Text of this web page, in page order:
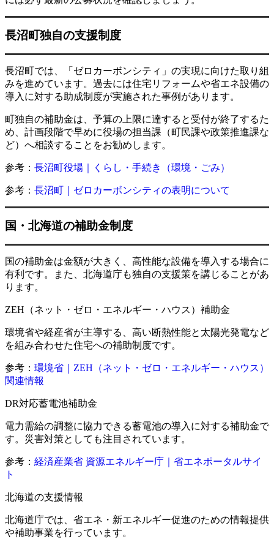
長沼町独自の支援制度
長沼町では、「ゼロカーボンシティ」の実現に向けた取り組
みを進めています。過去には住宅リフォームや省エネ設備の
導入に対する助成制度が実施された事例があります。
町独自の補助金は、予算の上限に達すると受付が終了するた
め、計画段階で早めに役場の担当課（町民課や政策推進課な
ど）へ相談することをお勧めします。
参考： 長沼町役場｜くらし・手続き（環境・ごみ）
参考： 長沼町｜ゼロカーボンシティの表明について
国・北海道の補助金制度
国の補助金は金額が大きく、高性能な設備を導入する場合に
有利です。また、北海道庁も独自の支援策を講じることがあ
ります。
ZEH（ネット・ゼロ・エネルギー・ハウス）補助金
環境省や経産省が主導する、高い断熱性能と太陽光発電など
を組み合わせた住宅への補助制度です。
参考： 環境省｜ZEH（ネット・ゼロ・エネルギー・ハウス）
関連情報
DR対応蓄電池補助金
電力需給の調整に協力できる蓄電池の導入に対する補助金で
す。災害対策としても注目されています。
参考： 経済産業省 資源エネルギー庁｜省エネポータルサイ
ト
北海道の支援情報
北海道庁では、省エネ・新エネルギー促進のための情報提供
や補助事業を行っています。